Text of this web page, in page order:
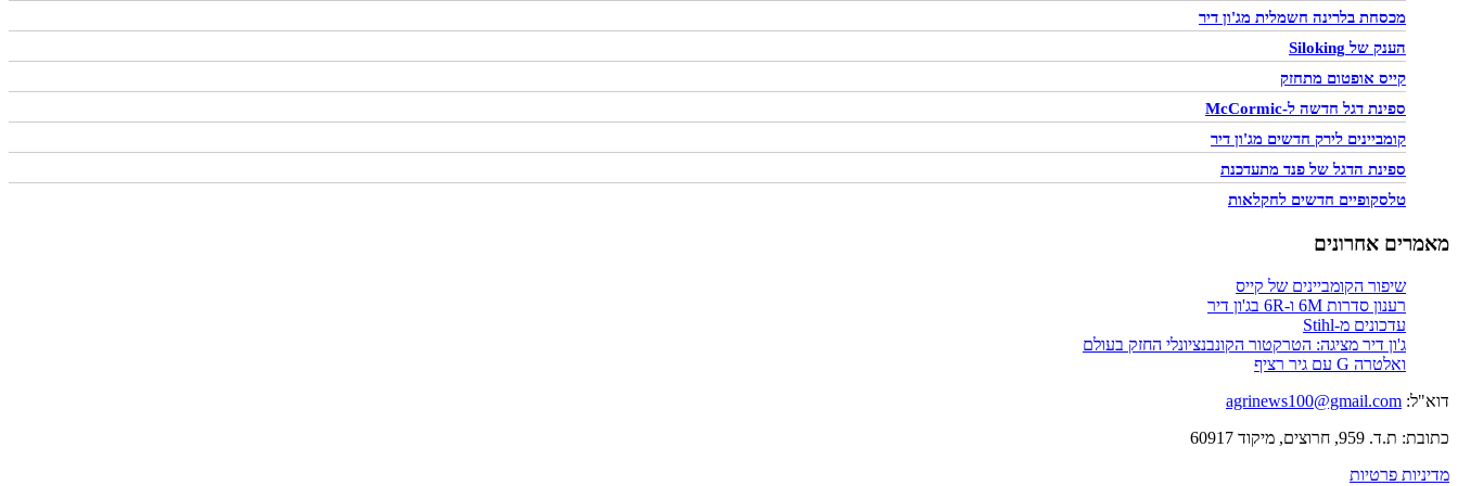
מכסחת בלרינה חשמלית מג'ון דיר
הענק של Siloking
קייס אופטום מתחזק
ספינת דגל חדשה ל-McCormic
קומביינים לירק חדשים מג'ון דיר
ספינת הדגל של פנד מתעדכנת
טלסקופיים חדשים לחקלאות
מאמרים אחרונים
שיפור הקומביינים של קייס
רענון סדרות 6M ו-6R בג'ון דיר
עדכונים מ-Stihl
ג'ון דיר מציגה: הטרקטור הקונבנציונלי החזק בעולם
ואלטרה G עם גיר רציף
דוא"ל: agrinews100@gmail.com
כתובת: ת.ד. 959, חרוצים, מיקוד 60917
מדיניות פרטיות